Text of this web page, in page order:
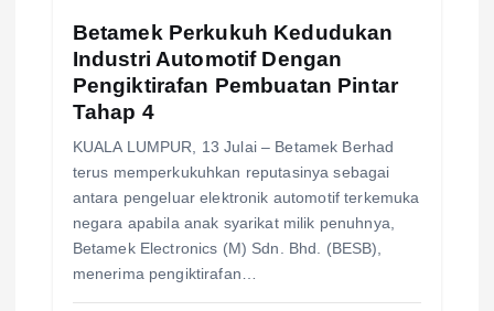
Betamek Perkukuh Kedudukan
Industri Automotif Dengan
Pengiktirafan Pembuatan Pintar
Tahap 4
KUALA LUMPUR, 13 Julai – Betamek Berhad
terus memperkukuhkan reputasinya sebagai
antara pengeluar elektronik automotif terkemuka
negara apabila anak syarikat milik penuhnya,
Betamek Electronics (M) Sdn. Bhd. (BESB),
menerima pengiktirafan…